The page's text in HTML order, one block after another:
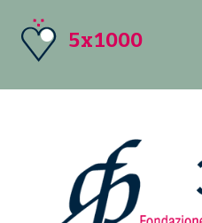
5x1000